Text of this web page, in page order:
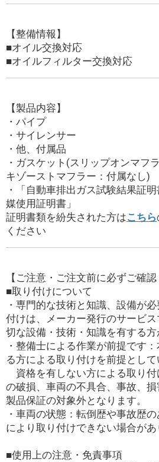
【整備情報】
■オイル交換対応
■オイルフィルター交換対応
【製品内容】
・パイプ
・サイレンサー
・他、付属品
・ガスケット(スリップオンマフ
キゾーストマフラー：付属なし)
・「自動車排出ガス試験結果証
媒使用証明書」
証明書類を紛失された方はこちら
ください
【ご注意・ご注文前に必ずご確認
■取り付けについて
・専門的な技術と知識、設備が
付けは、メーカー発行のサービ
切な設備・技術・知識を有する方
・整備士による作業が前提です
る方による取り付けを前提として
資格を有しない方による取り付
の破損、車両の不具合、事故、損
製品保証の対象外となります。
・車両の状態：転倒歴や事故歴
により取り付けできない場合があ
■使用上の注意・免責事項